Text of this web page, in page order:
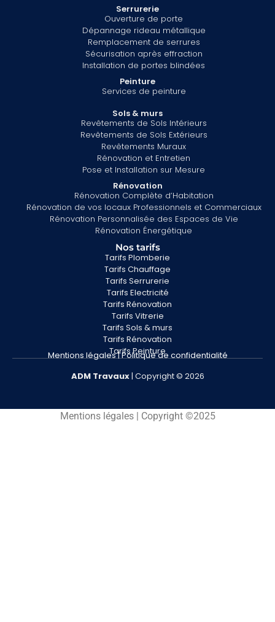
Serrurerie
Ouverture de porte
Dépannage rideau métallique
Remplacement de serrures
Sécurisation après effraction
Installation de portes blindées
Peinture
Services de peinture
Sols & murs
Revêtements de Sols Intérieurs
Revêtements de Sols Extérieurs
Revêtements Muraux
Rénovation et Entretien
Pose et Installation sur Mesure
Rénovation
Rénovation Complète d’Habitation
Rénovation de vos locaux Professionnels et Commerciaux
Rénovation Personnalisée des Espaces de Vie
Rénovation Énergétique
Nos tarifs
Tarifs Plomberie
Tarifs Chauffage
Tarifs Serrurerie
Tarifs Electricité
Tarifs Rénovation
Tarifs Vitrerie
Tarifs Sols & murs
Tarifs Rénovation
Tarifs Peinture
Mentions légales|Politique de confidentialité
ADM Travaux| Copyright © 2026
Mentions légales | Copyright ©2025